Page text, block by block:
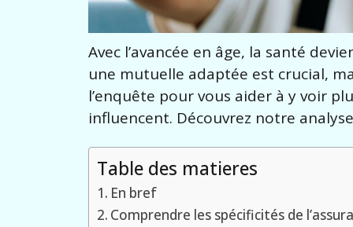
Avec l’avancée en âge, la santé
une mutuelle adaptée est crucial,
l’enquête pour vous aider à y voir
influencent. Découvrez notre
Table des matieres
En bref
Comprendre les spécificités de